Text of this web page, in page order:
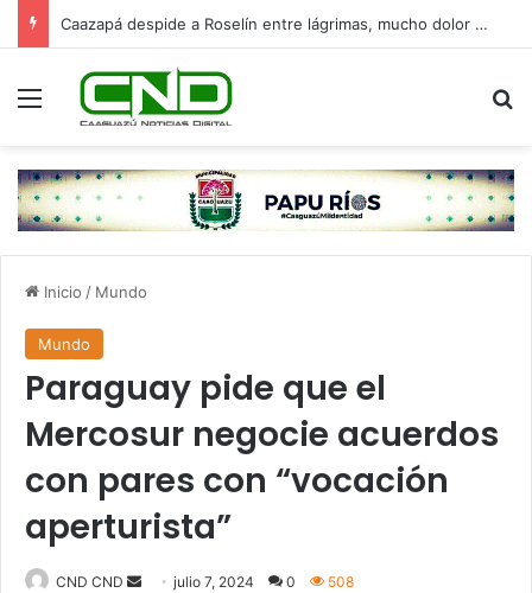
Caazapá despide a Roselín entre lágrimas, mucho dolor y un fuerte pedido de justicia
Menú
Inicio / Mundo
Mundo
Paraguay pide que el
Mercosur negocie acuerdos
con pares con “vocación
aperturista”
CND CND
Sendjulio 7, 2024 0 508